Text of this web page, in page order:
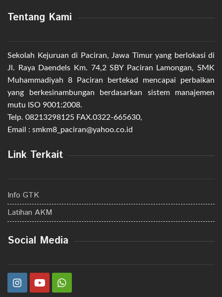
Tentang Kami
Sekolah Kejuruan di Paciran, Jawa Timur yang berlokasi di
Jl. Raya Daendels Km. 74,2 SBY Paciran Lamongan, SMK
Muhammadiyah 8 Paciran bertekad mencapai perbaikan
yang berkesinambungan berdasarkan sistem manajemen
mutu ISO 9001:2008.
Telp. 08213298125 FAX.0322-665630,
Email : smkm8_paciran@yahoo.co.id
Link Terkait
Info GTK
Latihan AKM
Social Media